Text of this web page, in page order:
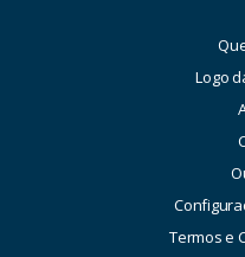
Logo
Termos e